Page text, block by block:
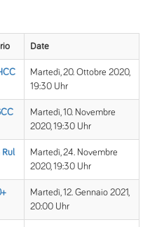
Date
Martedì, 20. Ottobre 2020,
19:30 Uhr
Martedì, 10. Novembre
2020, 19:30 Uhr
Rul
Martedì, 24. Novembre
2020, 19:30 Uhr
Martedì, 12. Gennaio 2021,
20:00 Uhr